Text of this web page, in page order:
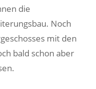
die
Noch
mit den
bald schon aber